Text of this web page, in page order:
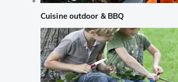
Cuisine outdoor & BBQ